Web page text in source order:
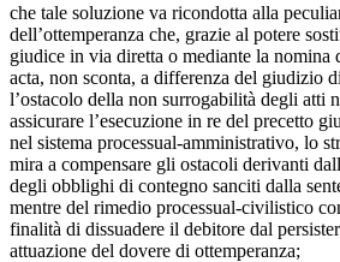
che tale soluzione va ricondotta alla
dell’ottemperanza che, grazie al potere
giudice in via diretta o mediante la nomina
acta, non sconta, a differenza del giudizio
l’ostacolo della non surrogabilità degli atti
assicurare l’esecuzione in re del precetto
nel sistema processual-amministrativo, lo
mira a compensare gli ostacoli derivanti
degli obblighi di contegno sanciti dalla
mentre del rimedio processual-civilistico
finalità di dissuadere il debitore dal
attuazione del dovere di ottemperanza;